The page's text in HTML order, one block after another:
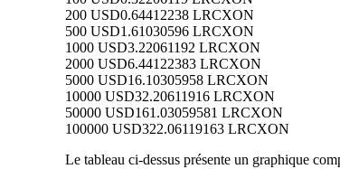
200 USD0.64412238 LRCXON
500 USD1.61030596 LRCXON
1000 USD3.22061192 LRCXON
2000 USD6.44122383 LRCXON
5000 USD16.10305958 LRCXON
10000 USD32.20611916 LRCXON
50000 USD161.03059581 LRCXON
100000 USD322.06119163 LRCXON
Le tableau ci-dessus présente un graphique